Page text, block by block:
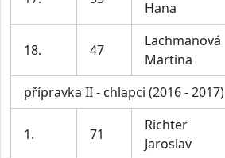
Hana
18. 47
Lachmanová
Martina
přípravka II - chlapci (2016 - 2017)
1. 71
Richter
Jaroslav